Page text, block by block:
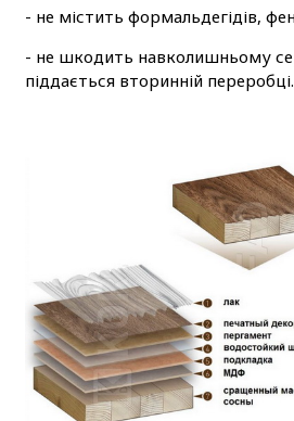
- не містить формальдегідів,
- не шкодить навколишньому
піддається вторинній переробці.